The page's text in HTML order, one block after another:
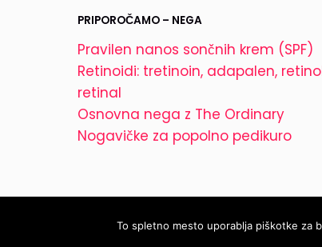
PRIPOROČAMO – NEGA
Pravilen nanos sončnih krem (SPF)
Retinoidi: tretinoin, adapalen,
retinal
Osnovna nega z The Ordinary
Nogavičke za popolno pedikuro
To spletno mesto uporablja piškotke za